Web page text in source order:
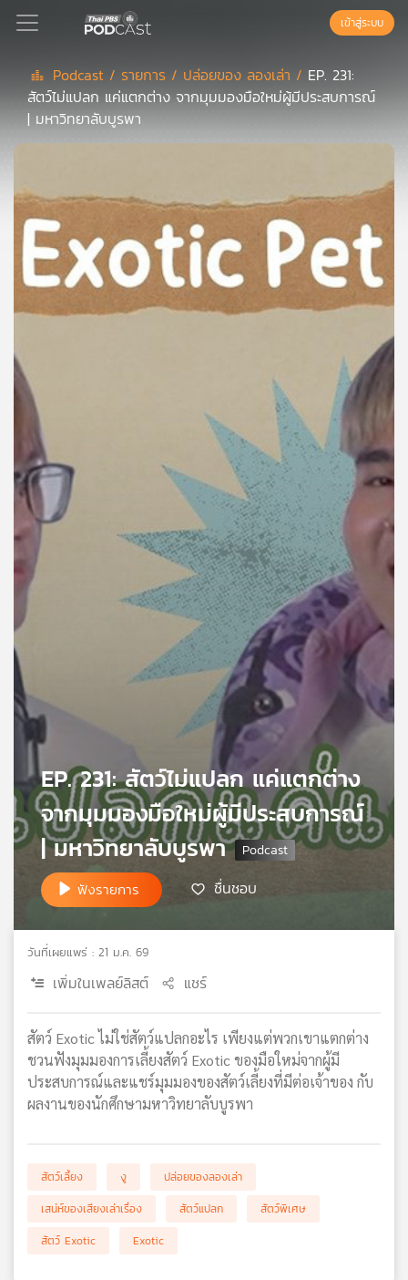
Podcast
ลิ
สต์
แนะนำ
เพล
ลิ
สต์
ของ
คุณ
เพลง
บทความ
ข่าว
กิจกรรม
กับ
เครือ
เอส
แผนที่
วิทยุ
เครือ
ข่าย
เข้าสู่ระบบ
Podcast / รายการ / ปล่อยของ ลองเล่า / EP. 231:
สัตว์ไม่แปลก แค่แตกต่าง จากมุมมองมือใหม่ผู้มีประสบการณ์
| มหาวิทยาลับบูรพา
EP. 231: สัตว์ไม่แปลก แค่แตกต่าง
จากมุมมองมือใหม่ผู้มีประสบการณ์
| มหาวิทยาลับบูรพา
ฟังรายการ ชื่นชอบ
วันที่เผยแพร่ : 21 ม.ค. 69
เพิ่มในเพลย์ลิสต์ แชร์
สัตว์ Exotic ไม่ใช่สัตว์แปลกอะไร เพียงแต่พวกเขาแตกต่าง
ชวนฟังมุมมองการเลี้ยงสัตว์ Exotic ของมือใหม่จากผู้มี
ประสบการณ์และแชร์มุมมองของสัตว์เลี้ยงที่มีต่อเจ้าของ กับ
ผลงานของนักศึกษามหาวิทยาลับบูรพา
สัตว์เลี้ยง งู
ปล่อยของลองเล่า
เสน่ห์ของเสียงเล่าเรื่อง
สัตว์แปลก
สัตว์พิเศษ
สัตว์ Exotic
Exotic